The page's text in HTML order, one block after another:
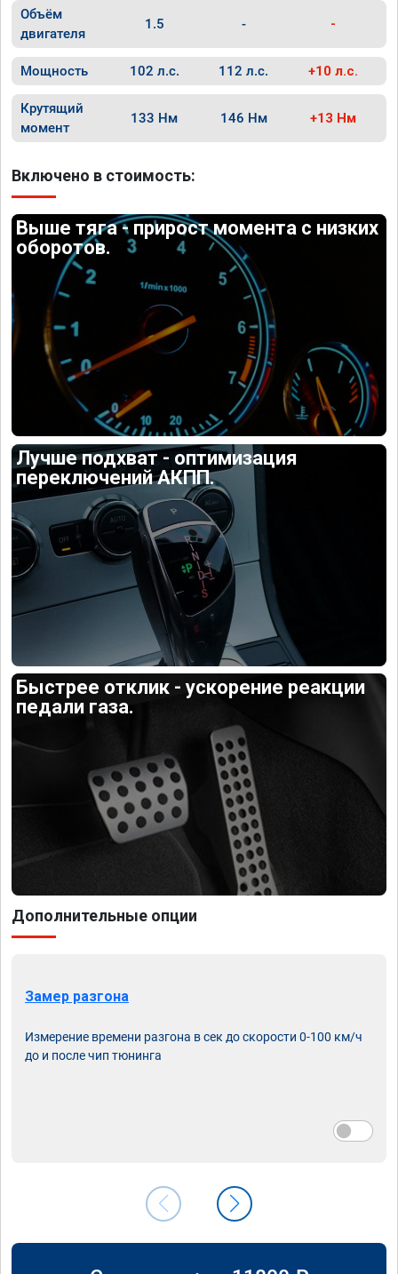
Объём
двигателя
1.5 - -
Мощность 102 л.с. 112 л.с. +10 л.с.
Крутящий
момент
133 Нм 146 Нм +13 Нм
Включено в стоимость:
Выше тяга - прирост момента с низких
оборотов.
Лучше подхват - оптимизация
переключений АКПП.
Быстрее отклик - ускорение реакции
педали газа.
Дополнительные опции
Замер разгона
Измерение времени разгона в сек до скорости 0-100 км/ч
до и после чип тюнинга